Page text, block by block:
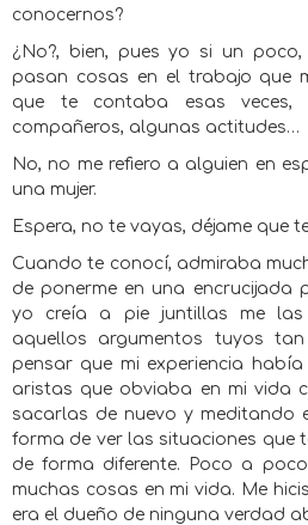
conocernos?
¿No?, bien, pues yo si un poco,
pasan cosas en el trabajo que
que te contaba esas
compañeros, algunas actitudes…
No, no me refiero a alguien en
una mujer.
Espera, no te vayas, déjame que
Cuando te conocí, admiraba
de ponerme en una encrucijada
yo creía a pie juntillas me
aquellos argumentos tuyos
pensar que mi experiencia
aristas que obviaba en mi vida
sacarlas de nuevo y meditando
forma de ver las situaciones
de forma diferente. Poco a
muchas cosas en mi vida. Me
era el dueño de ninguna verdad